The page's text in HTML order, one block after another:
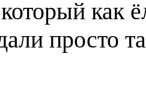
как
просто